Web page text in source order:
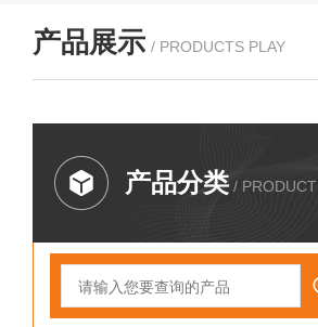
产品展示 / PRODUCTS PLAY
产品分类 / PRODUCT